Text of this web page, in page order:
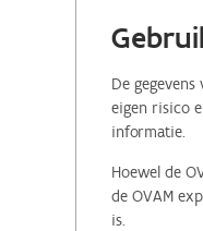
De
eigen risico
informatie.
Hoewel de
de OVAM
is.